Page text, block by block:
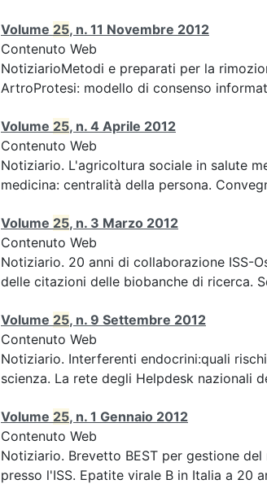
Volume 25, n. 11 Novembre 2012
Contenuto Web
NotiziarioMetodi e preparati per la
ArtroProtesi: modello di consenso
Volume 25, n. 4 Aprile 2012
Contenuto Web
Notiziario. L'agricoltura sociale in salute
medicina: centralità della persona.
Volume 25, n. 3 Marzo 2012
Contenuto Web
Notiziario. 20 anni di collaborazione ISS-
delle citazioni delle biobanche di ricerca.
Volume 25, n. 9 Settembre 2012
Contenuto Web
Notiziario. Interferenti endocrini:quali
scienza. La rete degli Helpdesk nazionali
Volume 25, n. 1 Gennaio 2012
Contenuto Web
Notiziario. Brevetto BEST per gestione
presso l'ISS. Epatite virale B in Italia a 20